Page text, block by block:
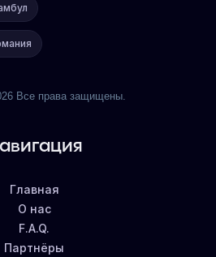
Все права защищены.
Главная
О нас
F.A.Q.
Партнёры